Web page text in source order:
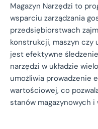
Magazyn Narzędzi to
wsparciu zarządzania
przedsiębiorstwach
konstrukcji, maszyn czy
jest efektywne
narzędzi w układzie
umożliwia prowadzenie
wartościowej, co
stanów magazynowych